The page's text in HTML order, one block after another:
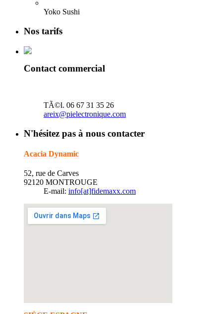
Yoko Sushi
Nos tarifs
Contact commercial
TÃ©l. 06 67 31 35 26
areix@pielectronique.com
N'hésitez pas à nous contacter
Acacia Dynamic
52, rue de Carves
92120 MONTROUGE
E-mail: info[at]fidemaxx.com